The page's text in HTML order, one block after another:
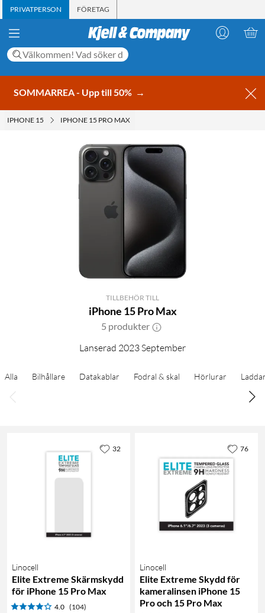
PRIVATPERSON FÖRETAG
SOMMARREA - Upp till 50% →
IPHONE 15 IPHONE 15 PRO MAX
TILLBEHÖR TILL
iPhone 15 Pro Max
5 produkter
Lanserad 2023 September
Alla Bilhållare Datakablar Fodral & skal Hörlurar
Linocell
Elite Extreme Skärmskydd
för iPhone 15 Pro Max
4.0 (104)
32
Linocell
Elite Extreme Skydd för
kameralinsen iPhone 15
Pro och 15 Pro Max
76